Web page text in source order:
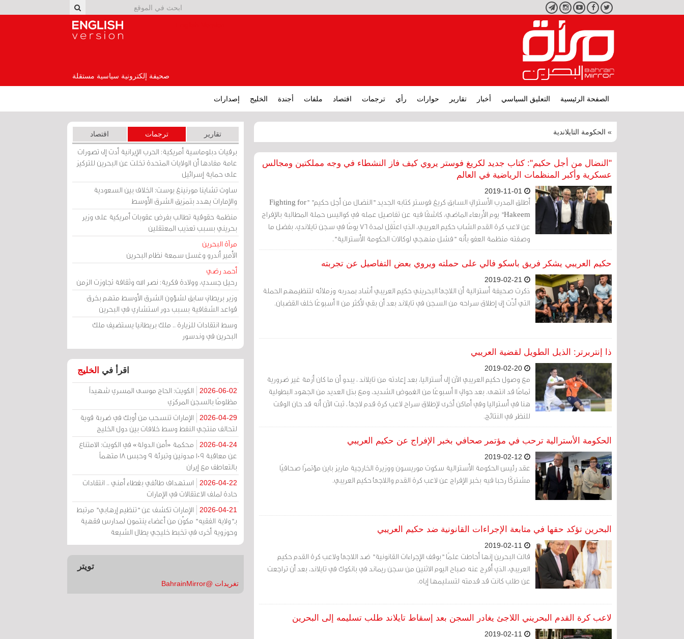
تويتر فيسبوكيوتيوبانستجرامتليجرام
صحيفة إلكترونية سياسية مستقلة
الصفحة الرئيسية التعليق السياسي أخبار تقارير حوارات رأي ترجمات اقتصاد ملفات أجندة الخليج إصدارات
» الحكومة التايلاندية
"النضال من أجل حكيم": كتاب جديد لكريغ فوستر يروي كيف فاز النشطاء في وجه مملكتين ومجالس
عسكرية وأكبر المنظمات الرياضية في العالم
أطلق المدرب الأسترالي السابق كريغ فوستر كتابه الجديد "النضال من أجل حكيم" "Fighting for
Hakeem" يوم الأربعاء الماضي، كاشفًا فيه عن تفاصيل عمله في كواليس حملة المطالبة بالإفراج
عن لاعب كرة القدم الشاب حكيم العريبي، الذي اعتُقِل لمدة 76 يومًا في سجن تايلاندي، بفضل ما
وصفته منظمة العفو بأنه "فشل منهجي لوكالات الحكومة الأسترالية".
حكيم العريبي يشكر فريق باسكو فالي على حملته ويروي بعض التفاصيل عن تجربته
ذكرت صحيفة أسترالية أن اللاجئ البحريني حكيم العريبي أشاد بمدربه وزملائه لتنظيمهم الحملة
التي أدّت إلى إطلاق سراحه من السجن في تايلاند بعد أن بقي لأكثر من 11 أسبوعًا خلف القضبان.
ذا إنتربرتر: الذيل الطويل لقضية العريبي
مع وصول حكيم العريبي الآن إلى أستراليا، بعد إعادته من تايلاند ، يبدو أن ما كان أزمة غير ضرورية
تمامًا قد انتهى. بعد حوالي 11 أسبوعًا من الغموض الشديد، ومع بذل العديد من الجهود البطولية
هنا في أستراليا وفي أماكن أخرى لإطلاق سراح لاعب كرة قدم لاجئ ، ثبت الآن أنه قد حان الوقت
للنظر في النتائج.
الحكومة الأسترالية ترحب في مؤتمر صحافي بخبر الإفراج عن حكيم العريبي
عقد رئيس الحكومة الأسترالية سكوت موريسون ووزيرة الخارجية ماريز باين مؤتمرًا صحافيًا
مشتركًا رحبا فيه بخبر الإفراج عن لاعب كرة القدم واللاجئ حكيم العريبي.
البحرين تؤكد حقها في متابعة الإجراءات القانونية ضد حكيم العريبي
قالت البحرين إنها أحاطت علمًا "بوقف الإجراءات القانونية" ضد اللاجئ ولاعب كرة القدم حكيم
العريبي، الذي أُفرِج عنه صباح اليوم الاثنين من سجن ريماند في بانكوك في تايلاند، بعد أن تراجعت
عن طلب كانت قد قدمته لتسليمها إياه.
لاعب كرة القدم البحريني اللاجئ يغادر السجن بعد إسقاط تايلاند طلب تسليمه إلى البحرين
تقارير ترجمات اقتصاد
برقيات دبلوماسية أمريكية: الحرب الإيرانية أدت إلى تصورات
عامة مفادها أن الولايات المتحدة تخلت عن البحرين للتركيز
على حماية إسرائيل
ساوث تشاينا مورنينغ بوست: الخلاف بين السعودية
والإمارات يهدد بتمزيق الشرق الأوسط
منظمة حقوقية تطالب بفرض عقوبات أمريكية على وزير
بحريني بسبب تعذيب المعتقلين
مرآة البحرين
الأمير أندرو وغسل سمعة نظام البحرين
أحمد رضي
رحيل جسدي، وولادة فكرية: نصر الله وثقافة تجاوزت الزمن
وزير بريطاني سابق لشؤون الشرق الأوسط متهم بخرق
قواعد الشفافية بسبب دور استشاري في البحرين
وسط انتقادات للزيارة .. ملك بريطانيا يستضيف ملك
البحرين في وندسور
اقرأ في الخليج
2026-06-02
الكويت: الحاج موسى المسري شهيداً
مظلومًا بالسجن المركزي
2026-04-29
الإمارات تنسحب من أوبك في ضربة قوية
لتحالف منتجي النفط وسط خلافات بين دول الخليج
2026-04-24
محكمة «أمن الدولة» في الكويت: الامتناع
عن معاقبة 109 مدونين وتبرئة 9 وحبس 18 متهماً
بالتعاطف مع إيران
2026-04-22
استهداف طائفي بغطاء أمني .. انتقادات
حادة لملف الاعتقالات في الإمارات
2026-04-21
الإمارات تكشف عن "تنظيم إرهابي" مرتبط
بـ"ولاية الفقيه" مكوّن من أعضاء ينتمون لمدارس فقهية
وحوزوية أخرى في تخبط خليجي يطال الشيعة
تويتر
تغريدات @BahrainMirror